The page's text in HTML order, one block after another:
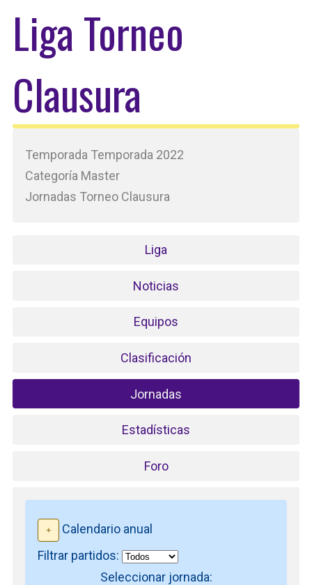
Liga Torneo
Clausura
Temporada Temporada 2022
Categoría Master
Jornadas Torneo Clausura
Liga
Noticias
Equipos
Clasificación
Jornadas
Estadísticas
Foro
Calendario anual
Filtrar partidos:
Seleccionar jornada: